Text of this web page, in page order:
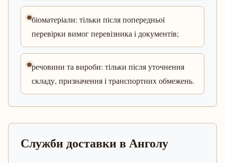
біоматеріали: тільки після попередньої
перевірки вимог перевізника і документів;
речовини та вироби: тільки після уточнення
складу, призначення і транспортних обмежень.
Служби доставки в Анголу